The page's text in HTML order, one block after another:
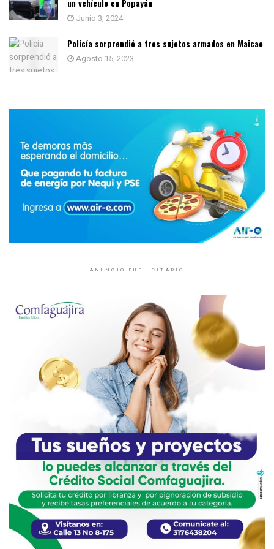
Junio 3, 2024
Policía sorprendió a tres sujetos armados en Maicao
Agosto 15, 2023
ANUNCIO PUBLICITARIO